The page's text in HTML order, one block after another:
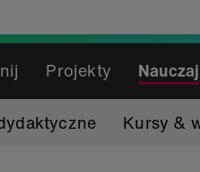
Projekty Nauczaj
Kursy &